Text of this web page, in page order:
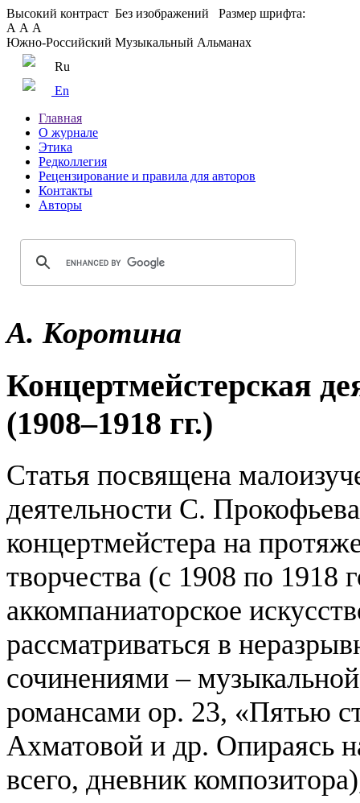
Высокий контраст Без изображений
Размер шрифта:
А А А
Южно-Российский Музыкальный Альманах
Ru
En
Главная
О журнале
Этика
Редколлегия
Рецензирование и правила для авторов
Контакты
Авторы
А. Коротина
Концертмейстерская
(1908–1918 гг.)
Статья посвящена
деятельности С.
концертмейстера на
творчества (с 1908 по 1918
аккомпаниаторское
рассматриваться в
сочинениями –
романсами ор. 23, «Пятью
Ахматовой и др. Опираясь
всего, дневник